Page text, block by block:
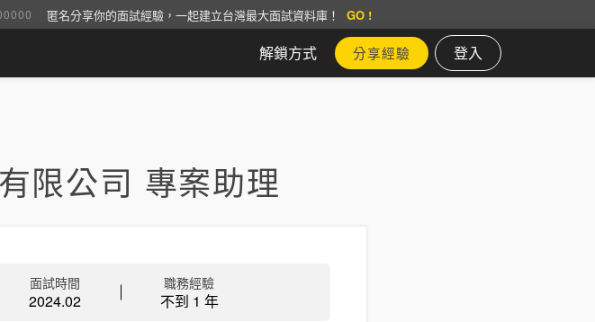
匿名分享你的面試經驗，一起建立台灣最大面試資料庫！ GO !
解鎖方式 分享經驗 登入
限公司 專案助理
面試時間
2024.02
職務經驗
不到 1 年